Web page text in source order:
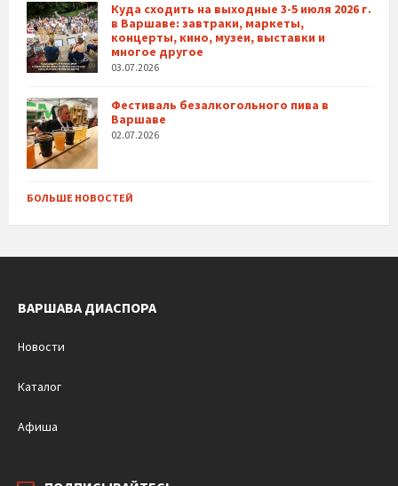
Куда сходить на выходные 3-5 июля 2026 г.
в Варшаве: завтраки, маркеты,
концерты, кино, музеи, выставки и
многое другое
03.07.2026
Фестиваль безалкогольного пива в
Варшаве
02.07.2026
БОЛЬШЕ НОВОСТЕЙ
ВАРШАВА ДИАСПОРА
Новости
Каталог
Афиша